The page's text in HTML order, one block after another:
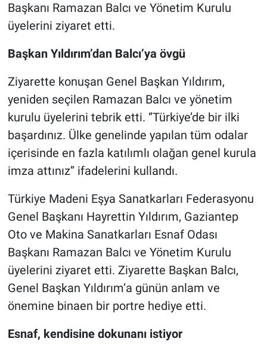
Başkanı Ramazan Balcı ve Yönetim Kurulu
üyelerini ziyaret etti.
Başkan Yıldırım’dan Balcı’ya övgü
Ziyarette konuşan Genel Başkan Yıldırım,
yeniden seçilen Ramazan Balcı ve yönetim
kurulu üyelerini tebrik etti. ‘’Türkiye’de bir ilki
başardınız. Ülke genelinde yapılan tüm odalar
içerisinde en fazla katılımlı olağan genel kurula
imza attınız’’ ifadelerini kullandı.
Türkiye Madeni Eşya Sanatkarları Federasyonu
Genel Başkanı Hayrettin Yıldırım, Gaziantep
Oto ve Makina Sanatkarları Esnaf Odası
Başkanı Ramazan Balcı ve Yönetim Kurulu
üyelerini ziyaret etti. Ziyarette Başkan Balcı,
Genel Başkan Yıldırım’a günün anlam ve
önemine binaen bir portre hediye etti.
Esnaf, kendisine dokunanı istiyor